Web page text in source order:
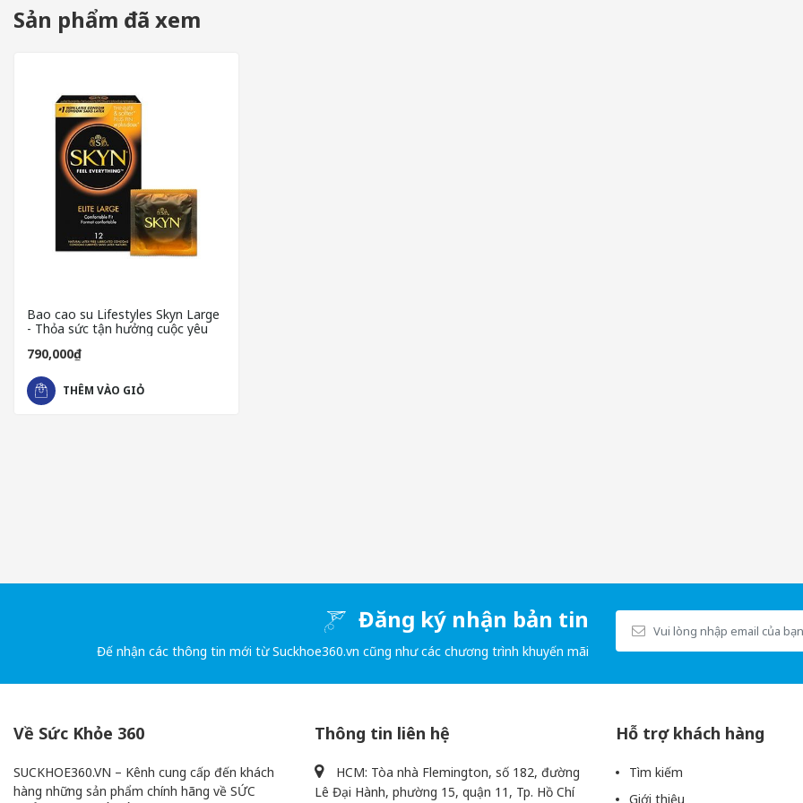
Nổi bật với chất liệu cao cấp Synthetic Polyisoprene giúp gia tăng trải nghiệm tốt nhất cho người dùng so với các dòng bao cao su
- Bảo vệ cơ thể người dùng khỏi các bệnh lây qua đường tình dục, hay trái thai an toàn để có thể yên tâm tận hưởng cuộc yêu.
Sản phẩm đã xem
Bao cao su Lifestyles Skyn Large
- Thỏa sức tận hưởng cuộc yêu
790,000₫
THÊM VÀO GIỎ
Đăng ký nhận bản tin
Đế nhận các thông tin mới từ Suckhoe360.vn cũng như các chương trình khuyến mãi
Về Sức Khỏe 360
SUCKHOE360.VN – Kênh cung cấp đến khách
hàng những sản phẩm chính hãng về SỨC
Thông tin liên hệ
HCM: Tòa nhà Flemington, số 182, đường
Lê Đại Hành, phường 15, quận 11, Tp. Hồ Chí
Hỗ trợ khách hàng
Tìm kiếm
Giới thiệu